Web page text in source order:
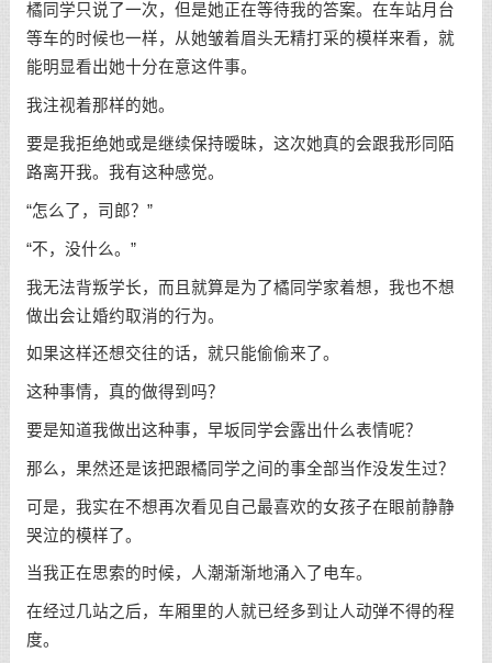
橘同学只说了一次，但是她正在等待我的答案。在车站月台
等车的时候也一样，从她皱着眉头无精打采的模样来看，就
能明显看出她十分在意这件事。
我注视着那样的她。
要是我拒绝她或是继续保持暧昧，这次她真的会跟我形同陌
路离开我。我有这种感觉。
“怎么了，司郎？”
“不，没什么。”
我无法背叛学长，而且就算是为了橘同学家着想，我也不想
做出会让婚约取消的行为。
如果这样还想交往的话，就只能偷偷来了。
这种事情，真的做得到吗？
要是知道我做出这种事，早坂同学会露出什么表情呢？
那么，果然还是该把跟橘同学之间的事全部当作没发生过？
可是，我实在不想再次看见自己最喜欢的女孩子在眼前静静
哭泣的模样了。
当我正在思索的时候，人潮渐渐地涌入了电车。
在经过几站之后，车厢里的人就已经多到让人动弹不得的程
度。